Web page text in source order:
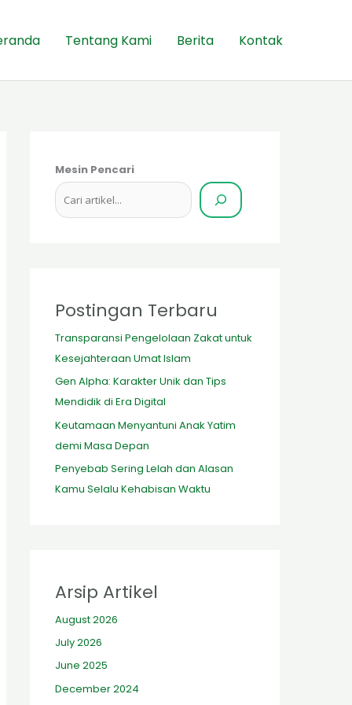
Tentang Kami Berita Kontak
Mesin Pencari
Postingan Terbaru
Transparansi Pengelolaan Zakat untuk
Kesejahteraan Umat Islam
Gen Alpha: Karakter Unik dan Tips
Mendidik di Era Digital
Keutamaan Menyantuni Anak Yatim
demi Masa Depan
Penyebab Sering Lelah dan Alasan
Kamu Selalu Kehabisan Waktu
Arsip Artikel
August 2026
July 2026
June 2025
December 2024